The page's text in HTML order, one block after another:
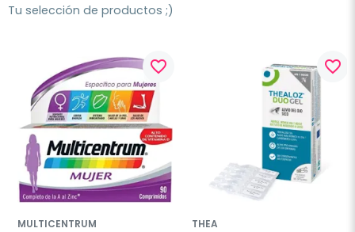
Tu selección de productos ;)
favorite_border
MULTICENTRUM
favorite_border
THEA